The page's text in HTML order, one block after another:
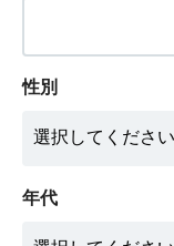
性別
年代